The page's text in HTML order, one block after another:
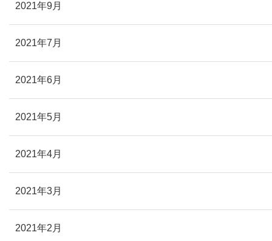
2021年9月
2021年7月
2021年6月
2021年5月
2021年4月
2021年3月
2021年2月